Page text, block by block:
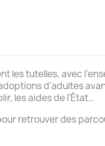
les tutelles, avec
d’adultes
les aides de l’État…
retrouver des